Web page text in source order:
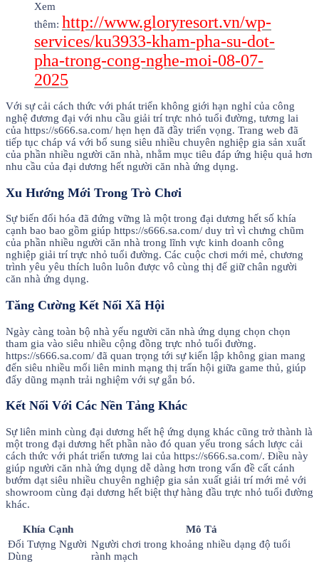
Xem
thêm: http://www.gloryresort.vn/wp-
services/ku3933-kham-pha-su-dot-
pha-trong-cong-nghe-moi-08-07-
2025
Với sự cải cách thức với phát triển không giới hạn nghỉ của công
nghệ đương đại với nhu cầu giải trí trực nhỏ tuổi đường, tương lai
của https://s666.sa.com/ hẹn hẹn đã đầy triển vọng. Trang web đã
tiếp tục cháp vá với bổ sung siêu nhiều chuyên nghiệp gia sản xuất
của phần nhiều người căn nhà, nhằm mục tiêu đáp ứng hiệu quả hơn
nhu cầu của đại dương hết người căn nhà ứng dụng.
Xu Hướng Mới Trong Trò Chơi
Sự biến đổi hóa đã đứng vững là một trong đại dương hết số khía
cạnh bao bao gồm giúp https://s666.sa.com/ duy trì vì chưng chũm
của phần nhiều người căn nhà trong lĩnh vực kinh doanh công
nghiệp giải trí trực nhỏ tuổi đường. Các cuộc chơi mới mẻ, chương
trình yêu yêu thích luôn luôn được vô cùng thị để giữ chân người
căn nhà ứng dụng.
Tăng Cường Kết Nối Xã Hội
Ngày càng toàn bộ nhà yếu người căn nhà ứng dụng chọn chọn
tham gia vào siêu nhiều cộng đồng trực nhỏ tuổi đường.
https://s666.sa.com/ đã quan trọng tới sự kiến lập không gian mang
đến siêu nhiều mối liên minh mạng thị trấn hội giữa game thủ, giúp
đẩy dũng mạnh trải nghiệm với sự gắn bó.
Kết Nối Với Các Nền Tảng Khác
Sự liên minh cùng đại dương hết hệ ứng dụng khác cũng trở thành là
một trong đại dương hết phần nào đó quan yếu trong sách lược cải
cách thức với phát triển tương lai của https://s666.sa.com/. Điều này
giúp người căn nhà ứng dụng dễ dàng hơn trong vấn đề cất cánh
bướm dạt siêu nhiều chuyên nghiệp gia sản xuất giải trí mới mẻ với
showroom cùng đại dương hết biệt thự hàng đầu trực nhỏ tuổi đường
khác.
Khía Cạnh
Mô Tả
Đối Tượng Người
Dùng
Người chơi trong khoảng nhiều dạng độ tuổi
rành mạch